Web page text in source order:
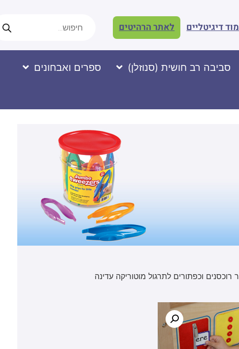
דיגיטליים לאתר הרהיטים
סביבה רב חושית (סנוזלן) ספרים ואבחונים
רוכסנים וכפתורים לתרגול מוטוריקה עדינה